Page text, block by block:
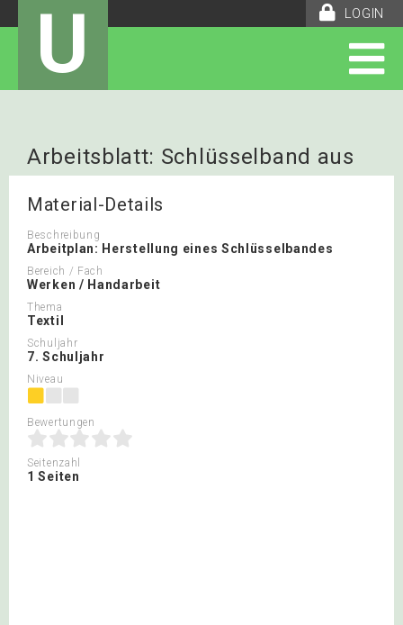
LOGIN
U
Arbeitsblatt: Schlüsselband aus
Filz und Webband
Material-Details
Beschreibung
Arbeitplan: Herstellung eines Schlüsselbandes
Bereich / Fach
Werken / Handarbeit
Thema
Textil
Schuljahr
7. Schuljahr
Niveau
Bewertungen
Seitenzahl
1 Seiten